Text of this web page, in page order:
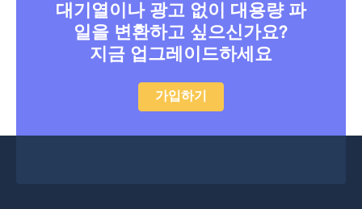
대기열이나 광고 없이 대용량 파
일을 변환하고 싶으신가요?
지금 업그레이드하세요
가입하기